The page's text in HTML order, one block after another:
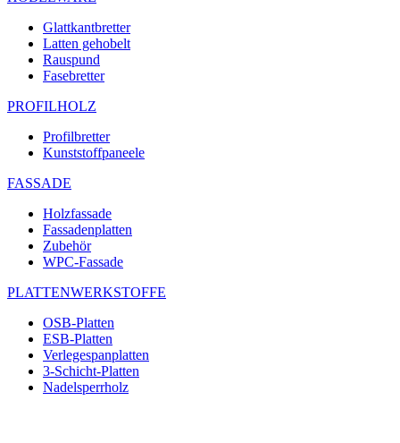
Glattkantbretter
Latten gehobelt
Rauspund
Fasebretter
PROFILHOLZ
Profilbretter
Kunststoffpaneele
FASSADE
Holzfassade
Fassadenplatten
Zubehör
WPC-Fassade
PLATTENWERKSTOFFE
OSB-Platten
ESB-Platten
Verlegespanplatten
3-Schicht-Platten
Nadelsperrholz